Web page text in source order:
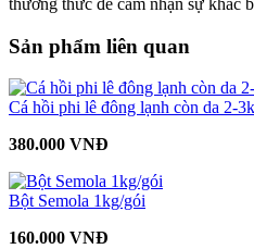
thưởng thức để cảm nhận sự khác
Sản phẩm liên quan
Cá hồi phi lê đông lạnh còn da 2-
380.000 VNĐ
Bột Semola 1kg/gói
160.000 VNĐ